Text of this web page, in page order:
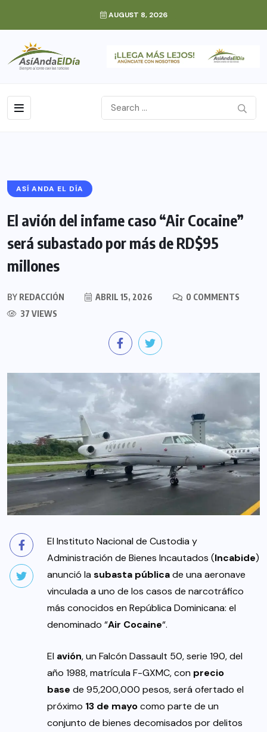
AUGUST 8, 2026
ASÍ ANDA EL DÍA
El avión del infame caso “Air Cocaine”
será subastado por más de RD$95
millones
BY REDACCIÓN ABRIL 15, 2026
0 COMMENTS
37 VIEWS
El Instituto Nacional de Custodia y
Administración de Bienes Incautados (Incabide)
anunció lasubasta públicade una aeronave
vinculada a uno de los casos de narcotráfico
más conocidos en República Dominicana: el
denominado “Air Cocaine“.
El avión, un Falcón Dassault 50, serie 190, del
año 1988, matrícula F-GXMC, con precio
base de 95,200,000 pesos, será ofertado el
próximo 13 de mayocomo parte de un
conjunto de bienes decomisados por delitos